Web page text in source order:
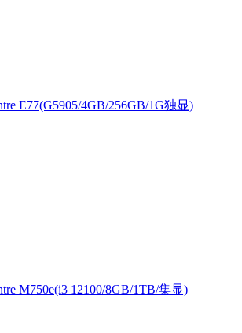
E77(G5905/4GB/256GB/1G独显)
M750e(i3 12100/8GB/1TB/集显)